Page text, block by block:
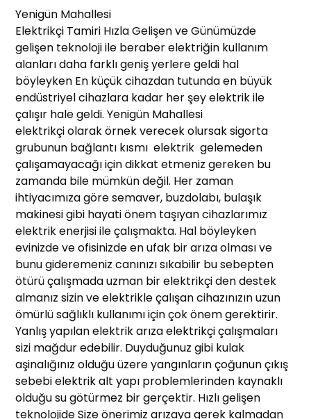
Yenigün Mahallesi
Elektrikçi Tamiri Hızla Gelişen ve Günümüzde
gelişen teknoloji ile beraber elektriğin kullanım
alanları daha farklı geniş yerlere geldi hal
böyleyken En küçük cihazdan tutunda en büyük
endüstriyel cihazlara kadar her şey elektrik ile
çalışır hale geldi. Yenigün Mahallesi
elektrikçi olarak örnek verecek olursak sigorta
grubunun bağlantı kısmı elektrik gelemeden
çalışamayacağı için dikkat etmeniz gereken bu
zamanda bile mümkün değil. Her zaman
ihtiyacımıza göre semaver, buzdolabı, bulaşık
makinesi gibi hayati önem taşıyan cihazlarımız
elektrik enerjisi ile çalışmakta. Hal böyleyken
evinizde ve ofisinizde en ufak bir arıza olması ve
bunu gideremeniz canınızı sıkabilir bu sebepten
ötürü çalışmada uzman bir elektrikçi den destek
almanız sizin ve elektrikle çalışan cihazınızın uzun
ömürlü sağlıklı kullanımı için çok önem gerektirir.
Yanlış yapılan elektrik arıza elektrikçi çalışmaları
sizi mağdur edebilir. Duyduğunuz gibi kulak
aşinalığınız olduğu üzere yangınların çoğunun çıkış
sebebi elektrik alt yapı problemlerinden kaynaklı
olduğu su götürmez bir gerçektir. Hızlı gelişen
teknolojide Size önerimiz arızaya gerek kalmadan